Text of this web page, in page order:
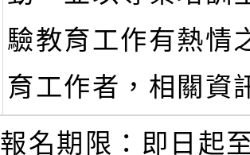
驗教育工作有熱情
育工作者，相關資
報名期限：即日起